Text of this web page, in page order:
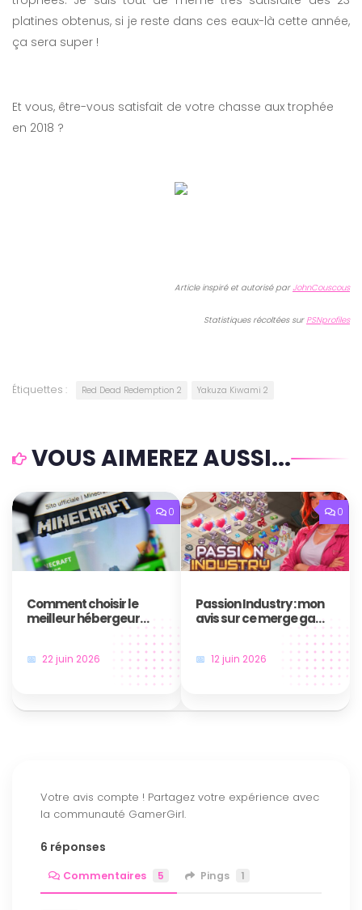
platines obtenus, si je reste dans ces eaux-là cette année,
ça sera super !
Et vous, être-vous satisfait de votre chasse aux trophée
en 2018 ?
Article inspiré et autorisé parJohnCouscous
Statistiques récoltées sur PSNprofiles
Étiquettes : Red Dead Redemption 2 Yakuza Kiwami 2
VOUS AIMEREZ AUSSI...
0
Comment choisir le
meilleur hébergeur
pour serveur Minecraft
22 juin 2026
0
Passion Industry : mon
avis sur ce merge game
12 juin 2026
6 réponses
Commentaires 5 Pings 1